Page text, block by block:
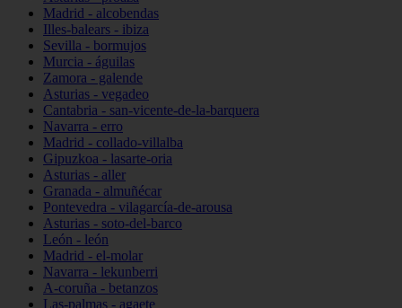
Madrid - alcobendas
Illes-balears - ibiza
Sevilla - bormujos
Murcia - águilas
Zamora - galende
Asturias - vegadeo
Cantabria - san-vicente-de-la-barquera
Navarra - erro
Madrid - collado-villalba
Gipuzkoa - lasarte-oria
Asturias - aller
Granada - almuñécar
Pontevedra - vilagarcía-de-arousa
Asturias - soto-del-barco
León - león
Madrid - el-molar
Navarra - lekunberri
A-coruña - betanzos
Las-palmas - agaete